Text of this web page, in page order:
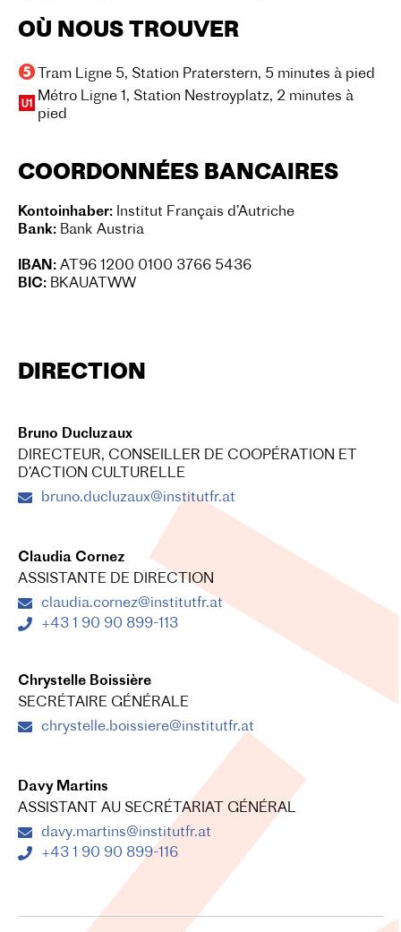
OÙ NOUS TROUVER
Tram Ligne 5, Station Praterstern, 5 minutes à pied
Métro Ligne 1, Station Nestroyplatz, 2 minutes à
pied
COORDONNÉES BANCAIRES
Kontoinhaber: Institut Français d’Autriche
Bank: Bank Austria
IBAN: AT96 1200 0100 3766 5436
BIC: BKAUATWW
DIRECTION
Bruno Ducluzaux
DIRECTEUR, CONSEILLER DE COOPÉRATION ET
D’ACTION CULTURELLE
bruno.ducluzaux@institutfr.at
Claudia Cornez
ASSISTANTE DE DIRECTION
claudia.cornez@institutfr.at
+43 1 90 90 899-113
Chrystelle Boissière
SECRÉTAIRE GÉNÉRALE
chrystelle.boissiere@institutfr.at
Davy Martins
ASSISTANT AU SECRÉTARIAT GÉNÉRAL
davy.martins@institutfr.at
+43 1 90 90 899-116